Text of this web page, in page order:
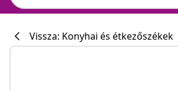
Vissza: Konyhai és étkezőszékek